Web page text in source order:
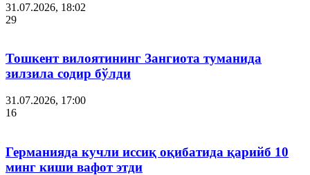
31.07.2026, 18:02
29
Тошкент вилоятининг Зангиота туманида
зилзила содир бўлди
31.07.2026, 17:00
16
Германияда кучли иссиқ оқибатида қарийб 10
минг киши вафот этди